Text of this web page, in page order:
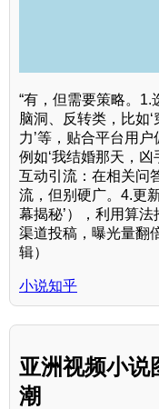
“有，但需要策略。1.
脑洞、反转类，比如‘
力’等，贴合平台用
例如‘我结婚那天，
互动引流：在相关问
流，但别硬广。4.更
幕揭秘’），利用算
渠道投稿，曝光量翻
辑）
小说知乎
亚洲视频小说
潮